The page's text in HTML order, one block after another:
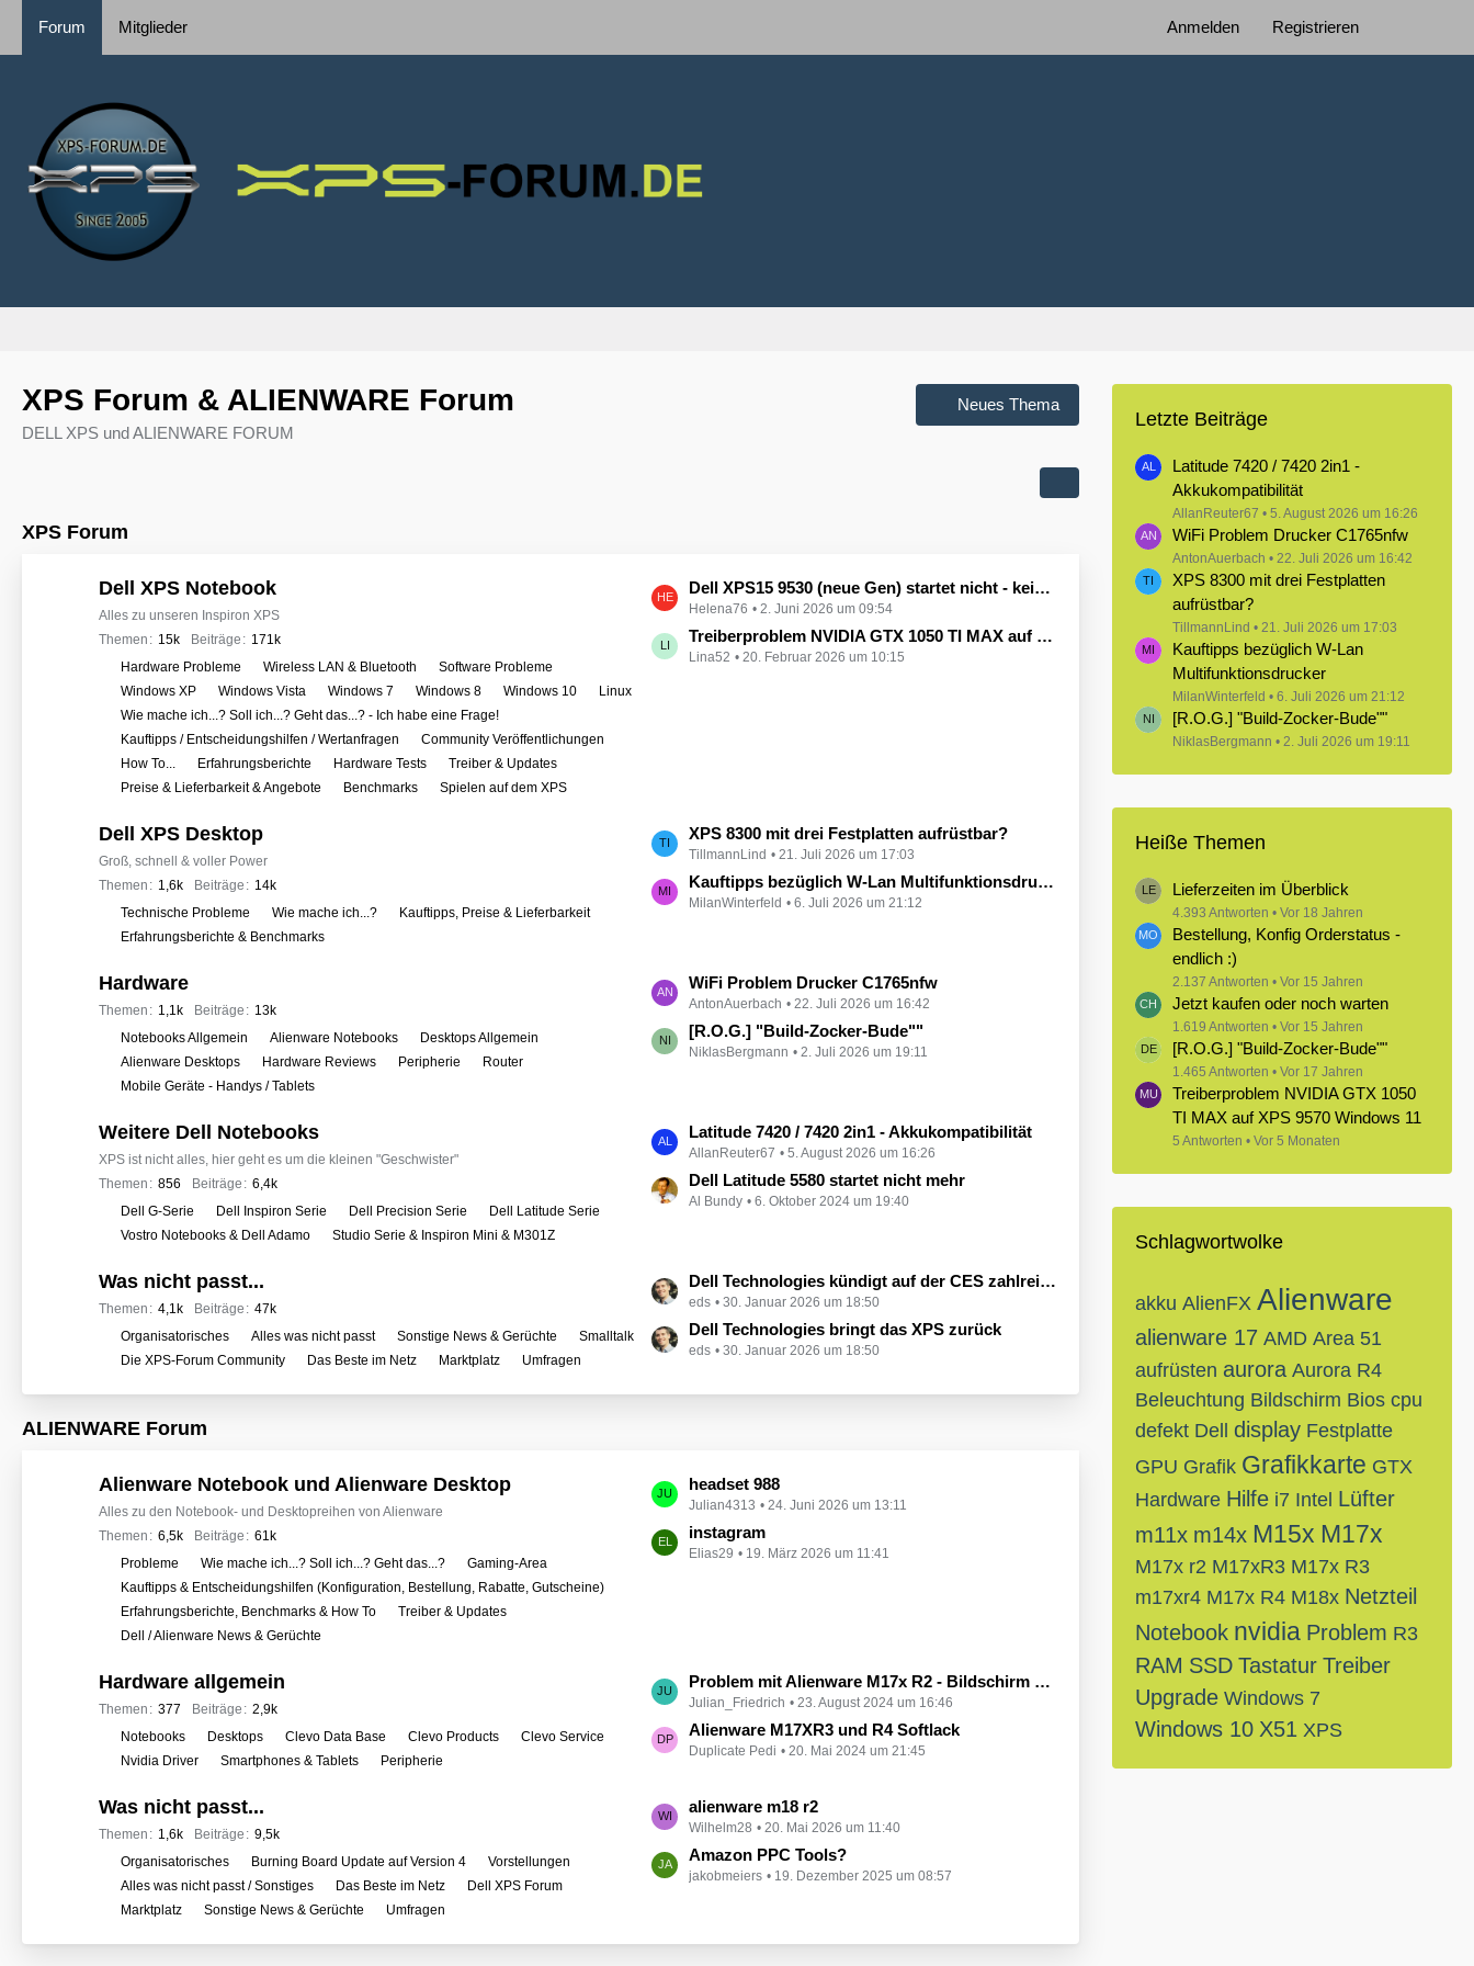
Forum Mitglieder Anmelden Registrieren
XPS Forum & ALIENWARE Forum
DELL XPS und ALIENWARE FORUM
Neues Thema
XPS Forum
Dell XPS Notebook
Alles zu unseren Inspiron XPS
Themen
15k Beiträge 171k
L
e
t
z
r
ä
g
e
Dell XPS15 9530 (neue Gen) startet nicht - kein booten, kein Licht - nichts tut sich - hat jemand eine Idee wie man ihn zum Leben erwecken könnte?
Helena76 2. Juni 2026 um 09:54
Treiberproblem NVIDIA GTX 1050 TI MAX auf XPS 9570 Windows 11
Lina52 20. Februar 2026 um 10:15
r
e
n
Hardware Probleme Wireless LAN & Bluetooth
Software Probleme
Windows XP
Windows Vista Windows 7 Windows 8 Windows 10
Linux
Wie mache ich...? Soll ich...? Geht das...? - Ich habe eine Frage!
Kauftipps / Entscheidungshilfen / Wertanfragen
Community Veröffentlichungen
How To...
Erfahrungsberichte Hardware Tests
Treiber & Updates
Preise & Lieferbarkeit & Angebote
Benchmarks Spielen auf dem XPS
Dell XPS Desktop
Groß, schnell & voller Power
Themen
1,6k Beiträge 14k
L
e
t
z
B
e
t
e
XPS 8300 mit drei Festplatten aufrüstbar?
TillmannLind 21. Juli 2026 um 17:03
Kauftipps bezüglich W-Lan Multifunktionsdrucker
MilanWinterfeld 6. Juli 2026 um 21:12
e
r
n
Technische Probleme Wie mache ich...?
Kauftipps, Preise & Lieferbarkeit
Erfahrungsberichte & Benchmarks
Hardware
Themen 1,1k Beiträge 13k
L
e
t
z
B
e
t
e
WiFi Problem Drucker C1765nfw
AntonAuerbach 22. Juli 2026 um 16:42
[R.O.G.] "Build-Zocker-Bude""
NiklasBergmann 2. Juli 2026 um 19:11
r
f
o
Notebooks Allgemein Alienware Notebooks
Desktops Allgemein
Alienware Desktops
Hardware Reviews Peripherie
Router
Mobile Geräte - Handys / Tablets
Weitere Dell Notebooks
XPS ist nicht alles, hier geht es um die kleinen "Geschwister"
Themen
856 Beiträge 6,4k
L
e
t
z
B
e
t
ä
Latitude 7420 / 7420 2in1 - Akkukompatibilität
AllanReuter67 5. August 2026 um 16:26
Dell Latitude 5580 startet nicht mehr
Al Bundy 6. Oktober 2024 um 19:40
e
r
n
Dell G-Serie Dell Inspiron Serie Dell Precision Serie
Dell Latitude Serie
Vostro Notebooks & Dell Adamo
Studio Serie & Inspiron Mini & M301Z
Was nicht passt...
Themen 4,1k Beiträge 47k
L
e
t
z
t
ä
Dell Technologies kündigt auf der CES zahlreiche Alienware-Neuheiten an
eds 30. Januar 2026 um 18:50
Dell Technologies bringt das XPS zurück
eds 30. Januar 2026 um 18:50
r
o
r
e
Organisatorisches Alles was nicht passt Sonstige News & Gerüchte
Smalltalk
Die XPS-Forum Community
Das Beste im Netz Marktplatz Umfragen
ALIENWARE Forum
Alienware Notebook und Alienware Desktop
Alles zu den Notebook- und Desktopreihen von Alienware
Themen
6,5k Beiträge 61k
L
e
t
z
t
r
ä
headset 988
Julian4313 24. Juni 2026 um 13:11
instagram
Elias29 19. März 2026 um 11:41
f
o
Probleme Wie mache ich...? Soll ich...? Geht das...?
Gaming-Area
Kauftipps & Entscheidungshilfen (Konfiguration, Bestellung, Rabatte, Gutscheine)
Erfahrungsberichte, Benchmarks & How To
Treiber & Updates
Dell / Alienware News & Gerüchte
Hardware allgemein
Themen 377 Beiträge 2,9k
L
e
t
z
e
B
e
i
ä
Problem mit Alienware M17x R2 - Bildschirm bleibt schwarz beim Start
Julian_Friedrich 23. August 2024 um 16:46
Alienware M17XR3 und R4 Softlack
Duplicate Pedi 20. Mai 2024 um 21:45
e
r
Notebooks Desktops Clevo Data Base Clevo Products
Clevo Service
Nvidia Driver
Smartphones & Tablets Peripherie
Was nicht passt...
Themen 1,6k Beiträge 9,5k
L
e
t
z
alienware m18 r2
Wilhelm28 20. Mai 2026 um 11:40
Amazon PPC Tools?
jakobmeiers 19. Dezember 2025 um 08:57
Organisatorisches Burning Board Update auf Version 4
Vorstellungen
Alles was nicht passt / Sonstiges
Das Beste im Netz
Dell XPS Forum
Marktplatz
Sonstige News & Gerüchte Umfragen
Letzte Beiträge
Latitude 7420 / 7420 2in1 -
Akkukompatibilität
AllanReuter67 5. August 2026 um 16:26
WiFi Problem Drucker C1765nfw
AntonAuerbach 22. Juli 2026 um 16:42
XPS 8300 mit drei Festplatten
aufrüstbar?
TillmannLind 21. Juli 2026 um 17:03
Kauftipps bezüglich W-Lan
Multifunktionsdrucker
MilanWinterfeld 6. Juli 2026 um 21:12
[R.O.G.] "Build-Zocker-Bude""
NiklasBergmann 2. Juli 2026 um 19:11
Heiße Themen
Lieferzeiten im Überblick
4.393 Antworten Vor 18 Jahren
Bestellung, Konfig Orderstatus -
endlich :)
2.137 Antworten Vor 15 Jahren
Jetzt kaufen oder noch warten
1.619 Antworten Vor 15 Jahren
[R.O.G.] "Build-Zocker-Bude""
1.465 Antworten Vor 17 Jahren
Treiberproblem NVIDIA GTX 1050
TI MAX auf XPS 9570 Windows 11
5 Antworten Vor 5 Monaten
Schlagwortwolke
akku AlienFX Alienware
alienware 17 AMD Area 51
aufrüsten aurora Aurora R4
Beleuchtung Bildschirm Bios cpu
defekt Dell display Festplatte
GPU Grafik Grafikkarte GTX
Hardware Hilfe i7 Intel Lüfter
m11x m14x M15x M17x
M17x r2 M17xR3 M17x R3
m17xr4 M17x R4 M18x Netzteil
Notebook nvidia Problem R3
RAM SSD Tastatur Treiber
Upgrade Windows 7
Windows 10 X51 XPS